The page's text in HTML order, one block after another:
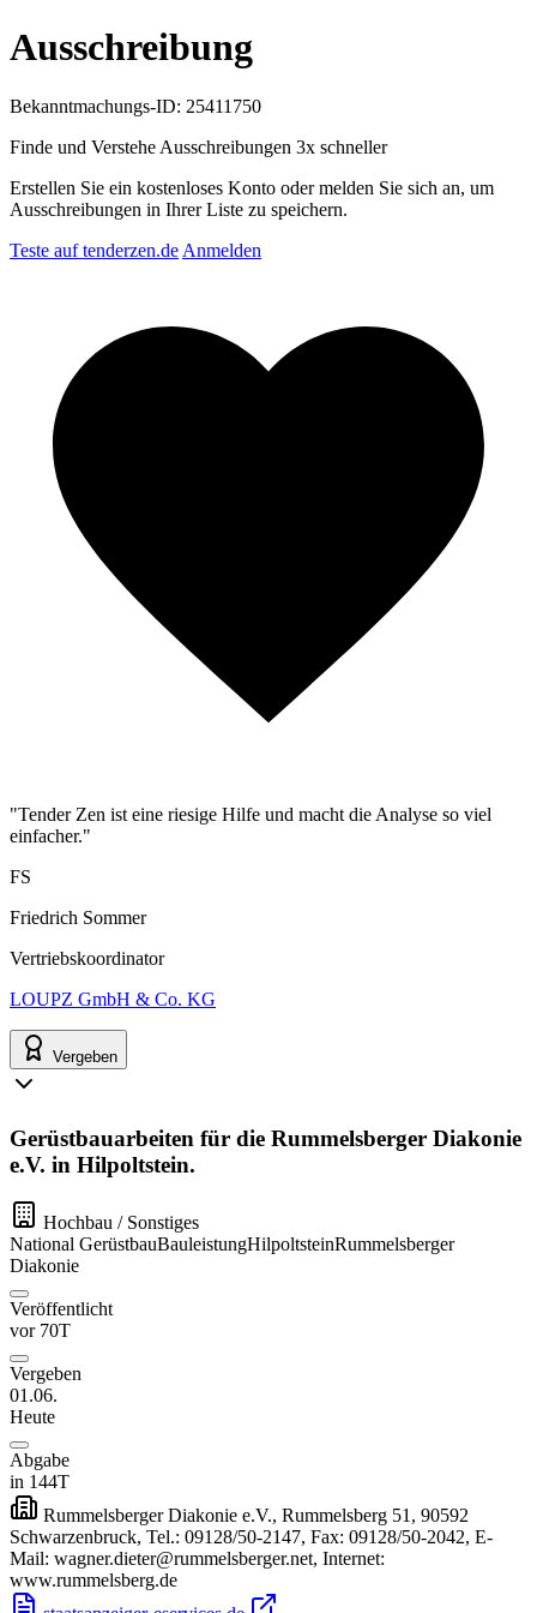
Ausschreibung
Bekanntmachungs-ID: 25411750
Finde und Verstehe Ausschreibungen 3x schneller
Erstellen Sie ein kostenloses Konto oder melden Sie sich an, um
Ausschreibungen in Ihrer Liste zu speichern.
Teste auf tenderzen.de Anmelden
"Tender Zen ist eine riesige Hilfe und macht die Analyse so viel
einfacher."
FS
Friedrich Sommer
Vertriebskoordinator
LOUPZ GmbH & Co. KG
Vergeben
Gerüstbauarbeiten für die Rummelsberger Diakonie
e.V. in Hilpoltstein.
Hochbau / Sonstiges
National GerüstbauBauleistungHilpoltsteinRummelsberger
Diakonie
Veröffentlicht
vor 70T
Vergeben
01.06.
Heute
Abgabe
in 144T
Rummelsberger Diakonie e.V., Rummelsberg 51, 90592
Schwarzenbruck, Tel.: 09128/50-2147, Fax: 09128/50-2042, E-
Mail: wagner.dieter@rummelsberger.net, Internet:
www.rummelsberg.de